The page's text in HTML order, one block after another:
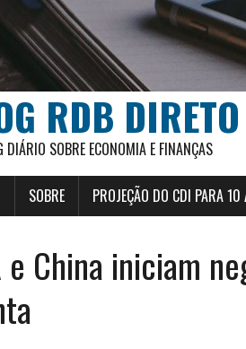
RDB DIRETO
DIÁRIO SOBRE ECONOMIA E FINANÇAS
SOBRE PROJEÇÃO DO CDI PARA 10
e China iniciam